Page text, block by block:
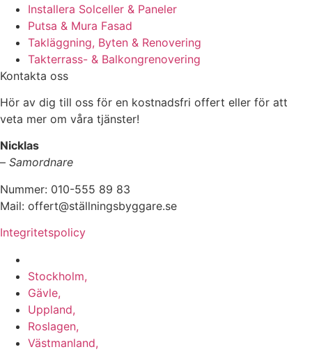
Installera Solceller & Paneler
Putsa & Mura Fasad
Takläggning, Byten & Renovering
Takterrass- & Balkongrenovering
Kontakta oss
Hör av dig till oss för en kostnadsfri offert eller för att
veta mer om våra tjänster!
Nicklas
– Samordnare
Nummer: 010-555 89 83
Mail: offert@ställningsbyggare.se
Integritetspolicy
Stockholm,
Gävle,
Uppland,
Roslagen,
Västmanland,